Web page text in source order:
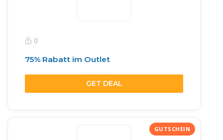
0
75% Rabatt im Outlet
GET DEAL